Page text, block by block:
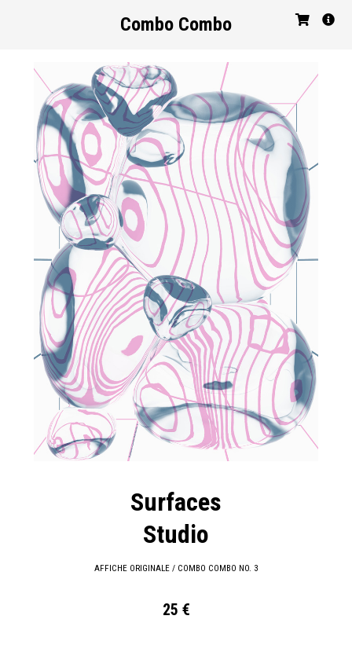
Combo Combo
Surfaces
Studio
AFFICHE ORIGINALE / COMBO COMBO NO. 3
25 €